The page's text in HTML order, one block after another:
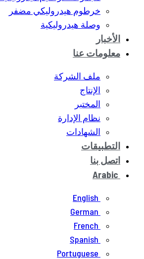
خرطوم هيدروليكي مضفر
وصلة هيدروليكية
الأخبار
معلومات عنا
ملف الشركة
الإنتاج
المختبر
نظام الإدارة
الشهادات
التطبيقات
اتصل بنا
Arabic
English
German
French
Spanish
Portuguese